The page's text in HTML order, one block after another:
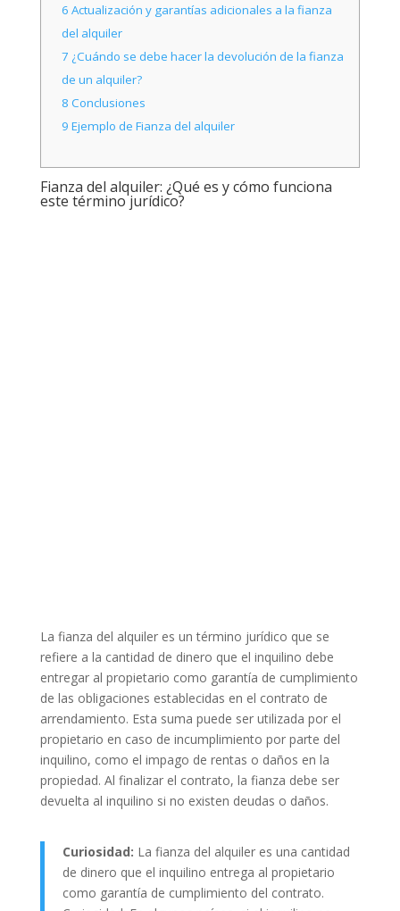
6 Actualización y garantías adicionales a la fianza
del alquiler
7 ¿Cuándo se debe hacer la devolución de la fianza
de un alquiler?
8 Conclusiones
9 Ejemplo de Fianza del alquiler
Fianza del alquiler: ¿Qué es y cómo funciona
este término jurídico?
La fianza del alquiler es un término jurídico que se
refiere a la cantidad de dinero que el inquilino debe
entregar al propietario como garantía de cumplimiento
de las obligaciones establecidas en el contrato de
arrendamiento. Esta suma puede ser utilizada por el
propietario en caso de incumplimiento por parte del
inquilino, como el impago de rentas o daños en la
propiedad. Al finalizar el contrato, la fianza debe ser
devuelta al inquilino si no existen deudas o daños.
Curiosidad: La fianza del alquiler es una cantidad
de dinero que el inquilino entrega al propietario
como garantía de cumplimiento del contrato.